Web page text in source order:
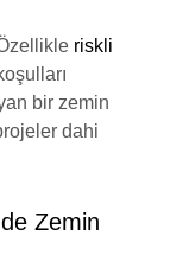
riskli
bir zemin
dahi
Zemin